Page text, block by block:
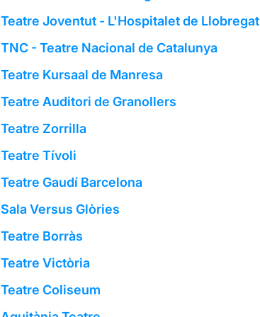
Teatre Joventut - L'Hospitalet de Llobregat
TNC - Teatre Nacional de Catalunya
Teatre Kursaal de Manresa
Teatre Auditori de Granollers
Teatre Zorrilla
Teatre Tívoli
Teatre Gaudí Barcelona
Sala Versus Glòries
Teatre Borràs
Teatre Victòria
Teatre Coliseum